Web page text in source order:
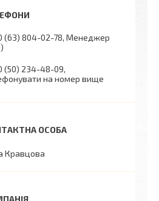
(63) 804-02-78 Менеджер
(50) 234-48-09
на номер вище
Кравцова